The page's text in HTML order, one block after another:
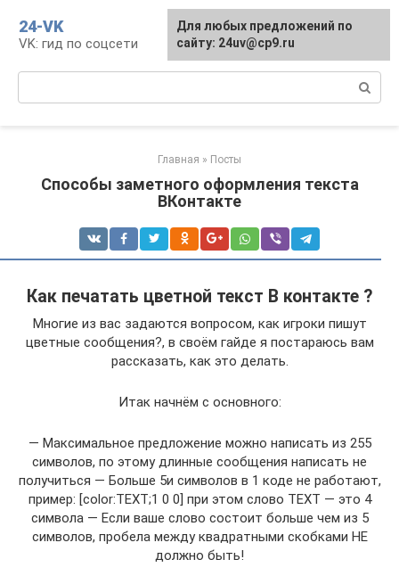
контенту
24-VK
VK: гид по соцсети
Главная » Посты
Способы заметного оформления текста
ВКонтакте
Как печатать цветной текст В контакте ?
Многие из вас задаются вопросом, как игроки пишут
цветные сообщения?, в своём гайде я постараюсь вам
рассказать, как это делать.
Итак начнём с основного:
— Максимальное предложение можно написать из 255
символов, по этому длинные сообщения написать не
получиться — Больше 5и символов в 1 коде не работают,
пример: [color:TEXT;1 0 0] при этом слово TEXT — это 4
символа — Если ваше слово состоит больше чем из 5
символов, пробела между квадратными скобками НЕ
должно быть!
Для любых предложений по
сайту: 24uv@cp9.ru